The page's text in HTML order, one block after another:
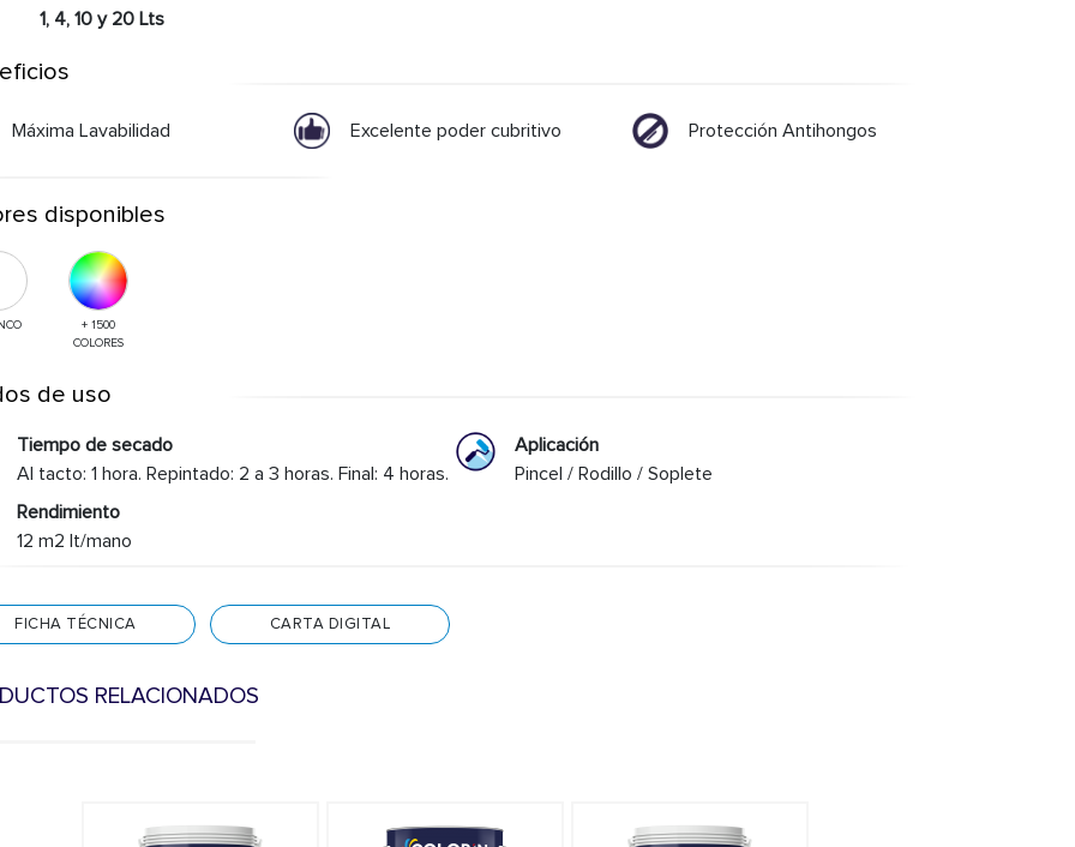
1, 4, 10 y 20 Lts
Máxima Lavabilidad Excelente poder cubritivo Protección Antihongos
disponibles
+ 1500
COLORES
de uso
Tiempo de secado
Al tacto: 1 hora. Repintado: 2 a 3 horas. Final: 4 horas.
Rendimiento
12 m2 lt/mano
Aplicación
Pincel / Rodillo / Soplete
FICHA TÉCNICA CARTA DIGITAL
RELACIONADOS